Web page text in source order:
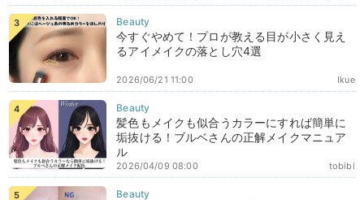
今すぐやめて！プロが教える目が小さく見え
るアイメイクの落とし穴4選
Ikue
2026/06/21 11:00
髪色もメイクも似合うカラーにすれば簡単に
垢抜ける！ブルベさんの正解メイクマニュア
ル
tobibi
2026/04/09 08:00